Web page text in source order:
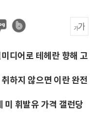
디어로 테헤란 향해 고
하지 않으면 이란 완전
미 휘발유 가격 갤런당